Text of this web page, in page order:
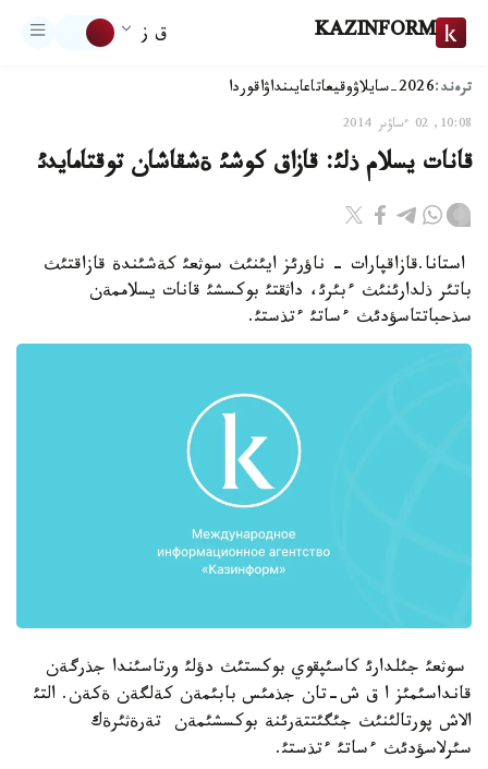
KAZINFORM ق ز
ترەند:2026-سايلاۋ وقيعاتاعايىنداۋاقوردا
10:08, 02 ءساۋىر 2014
قانات يسلام ذلئ: قازاق كوشئ ةشقاشان توقتامايدئ
استانا.قازاقپارات - ناؤرئز ايئنئث سوثعئ كةشئندة قازاقتئث
باتئر ذلدارئنئث ءبئرئ، داثقتئ بوكسشئ قانات يسلاممةن
سذحباتتاسؤدئث ءساتئ ءتذستئ.
سوثعئ جئلدارئ كاسئپقوي بوكستئث دؤلئ ورتاسئندا جذرگةن
قانداسئمئز ا ق ش-تان جذمئس بابئمةن كةلگةن ةكةن. التئ
الاش پورتالئنئث جئگئتتةرئنة بوكسشئمةن تةرةثئرةك
سئرلاسؤدئث ءساتئ ءتذستئ.